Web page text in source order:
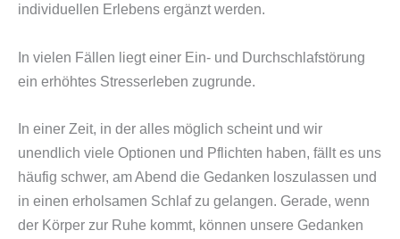
individuellen Erlebens ergänzt werden.
In vielen Fällen liegt einer Ein- und Durchschlafstörung
ein erhöhtes Stresserleben zugrunde.
In einer Zeit, in der alles möglich scheint und wir
unendlich viele Optionen und Pflichten haben, fällt es uns
häufig schwer, am Abend die Gedanken loszulassen und
in einen erholsamen Schlaf zu gelangen. Gerade, wenn
der Körper zur Ruhe kommt, können unsere Gedanken